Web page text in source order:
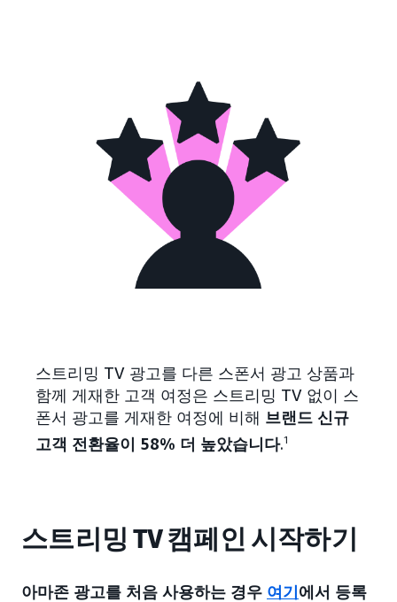
스트리밍 TV 광고를 다른 스폰서 광고 상품과
함께 게재한 고객 여정은 스트리밍 TV 없이 스
폰서 광고를 게재한 여정에 비해 브랜드 신규
고객 전환율이 58% 더 높았습니다.1
스트리밍 TV 캠페인 시작하기
아마존 광고를 처음 사용하는 경우 여기에서 등록